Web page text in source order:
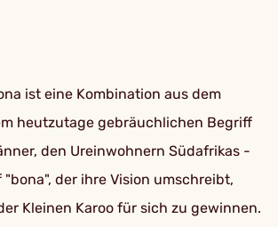
ist eine Kombination aus dem
heutzutage gebräuchlichen Begriff
den Ureinwohnern Südafrikas -
der ihre Vision umschreibt,
Kleinen Karoo für sich zu gewinnen.